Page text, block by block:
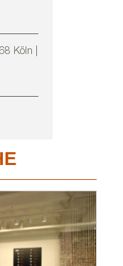
Köln |